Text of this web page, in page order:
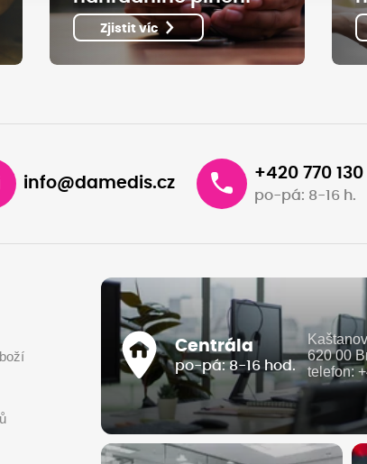
Zjistit víc
info@damedis.cz
+420 770
po-pá: 8-16 h.
Centrála
po-pá: 8-16 hod.
620 00
telefon: